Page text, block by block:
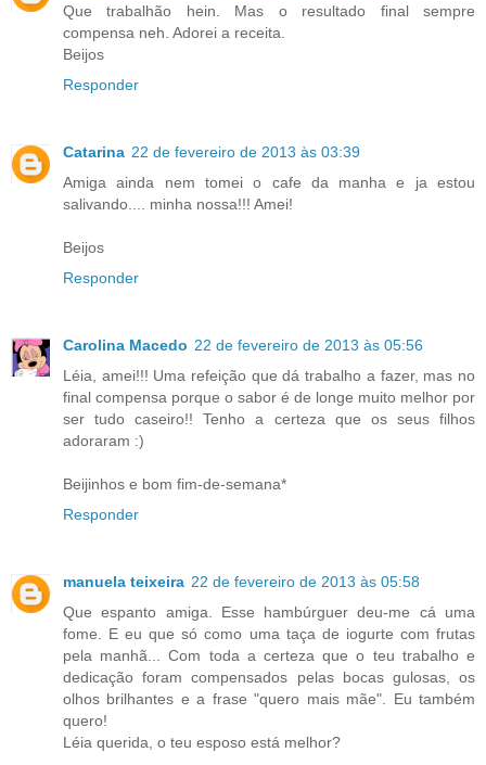
Que trabalhão hein. Mas o resultado final sempre
compensa neh. Adorei a receita.
Beijos
Responder
Catarina 22 de fevereiro de 2013 às 03:39
Amiga ainda nem tomei o cafe da manha e ja estou
salivando.... minha nossa!!! Amei!
Beijos
Responder
Carolina Macedo 22 de fevereiro de 2013 às 05:56
Léia, amei!!! Uma refeição que dá trabalho a fazer, mas no
final compensa porque o sabor é de longe muito melhor por
ser tudo caseiro!! Tenho a certeza que os seus filhos
adoraram :)
Beijinhos e bom fim-de-semana*
Responder
manuela teixeira 22 de fevereiro de 2013 às 05:58
Que espanto amiga. Esse hambúrguer deu-me cá uma
fome. E eu que só como uma taça de iogurte com frutas
pela manhã... Com toda a certeza que o teu trabalho e
dedicação foram compensados pelas bocas gulosas, os
olhos brilhantes e a frase "quero mais mãe". Eu também
quero!
Léia querida, o teu esposo está melhor?